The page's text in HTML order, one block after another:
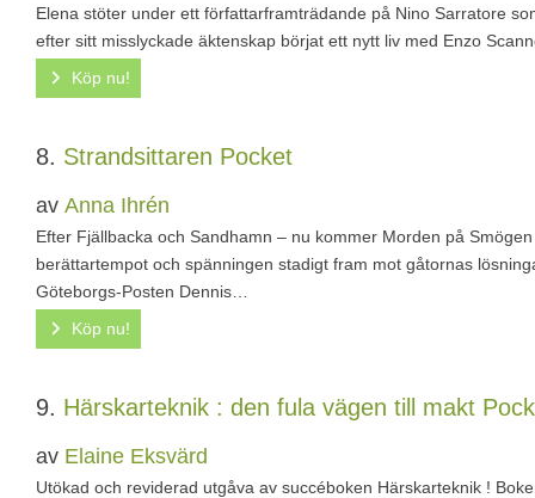
Elena stöter under ett författarframträdande på Nino Sarratore
efter sitt misslyckade äktenskap börjat ett nytt liv med Enzo
Köp nu!
8. Strandsittaren Pocket
av Anna Ihrén
Efter Fjällbacka och Sandhamn – nu kommer Morden på
berättartempot och spänningen stadigt fram mot gåtornas
Göteborgs-Posten Dennis…
Köp nu!
9. Härskarteknik : den fula vägen till makt
av Elaine Eksvärd
Utökad och reviderad utgåva av succéboken Härskarteknik !